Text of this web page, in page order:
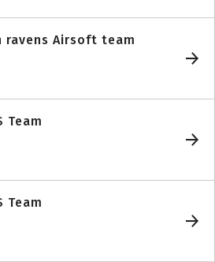
ravens Airsoft team
Team
Team